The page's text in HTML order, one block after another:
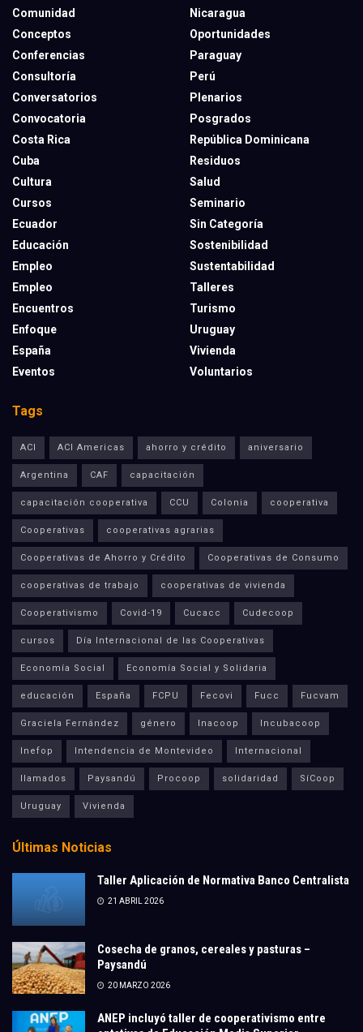
Comunidad
Conceptos
Conferencias
Consultoría
Conversatorios
Convocatoria
Costa Rica
Cuba
Cultura
Cursos
Ecuador
Educación
Empleo
Empleo
Encuentros
Enfoque
España
Eventos
Nicaragua
Oportunidades
Paraguay
Perú
Plenarios
Posgrados
República Dominicana
Residuos
Salud
Seminario
Sin Categoría
Sostenibilidad
Sustentabilidad
Talleres
Turismo
Uruguay
Vivienda
Voluntarios
Tags
ACI ACI Americas ahorro y crédito aniversario
Argentina CAF capacitación
capacitación cooperativa CCU Colonia cooperativa
Cooperativas cooperativas agrarias
Cooperativas de Ahorro y Crédito Cooperativas de Consumo
cooperativas de trabajo cooperativas de vivienda
Cooperativismo Covid-19 Cucacc Cudecoop
cursos Día Internacional de las Cooperativas
Economía Social Economía Social y Solidaria
educación España FCPU Fecovi Fucc Fucvam
Graciela Fernández género Inacoop Incubacoop
Inefop Intendencia de Montevideo Internacional
llamados Paysandú Procoop solidaridad SíCoop
Uruguay Vivienda
Últimas Noticias
Taller Aplicación de Normativa Banco Centralista
21 ABRIL 2026
Cosecha de granos, cereales y pasturas –
Paysandú
20 MARZO 2026
ANEP incluyó taller de cooperativismo entre